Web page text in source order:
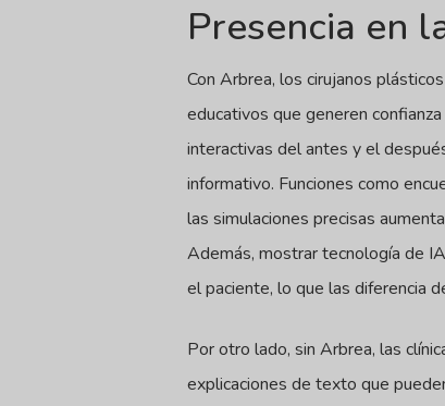
Presencia en
Con Arbrea, los cirujanos
educativos que generen
interactivas del antes y el
informativo. Funciones como
las simulaciones precisas
Además, mostrar tecnología de
el paciente, lo que las diferencia
Por otro lado, sin Arbrea, las
explicaciones de texto que